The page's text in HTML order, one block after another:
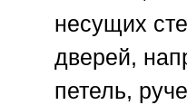
несущих
дверей,
петель,